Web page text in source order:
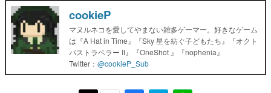
cookieP
マヌルネコを愛してやまない雑多ゲーマー。好きなゲーム
は『A Hat in Time』『Sky 星を紡ぐ子どもたち』『オクト
パストラベラー II』『OneShot 』『nophenia』
Twitter： @cookieP_Sub